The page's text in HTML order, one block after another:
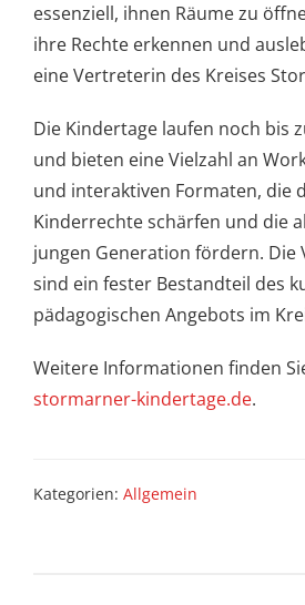
essenziell, ihnen Räume zu
ihre Rechte erkennen und
eine Vertreterin des Kreises
Die Kindertage laufen noch bis
und bieten eine Vielzahl an
und interaktiven Formaten, die
Kinderrechte schärfen und die
jungen Generation fördern. Die
sind ein fester Bestandteil des
pädagogischen Angebots im
Weitere Informationen finden
stormarner-kindertage.de.
Kategorien: Allgemein